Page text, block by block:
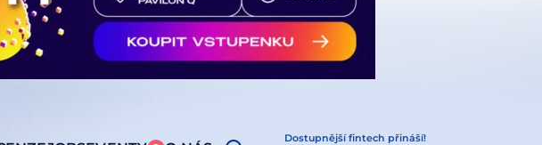
Dostupnější fintech přináší!